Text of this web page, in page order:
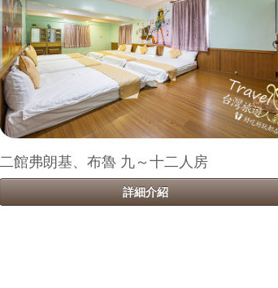
二館弗朗基、布魯 九～十二人房
詳細介紹